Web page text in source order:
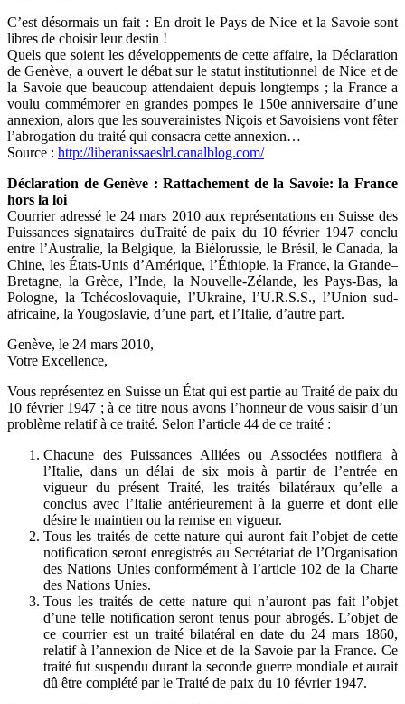
C’est désormais un fait : En droit le Pays de Nice et la Savoie sont
libres de choisir leur destin !
Quels que soient les développements de cette affaire, la Déclaration
de Genève, a ouvert le débat sur le statut institutionnel de Nice et de
la Savoie que beaucoup attendaient depuis longtemps ; la France a
voulu commémorer en grandes pompes le 150e anniversaire d’une
annexion, alors que les souverainistes Niçois et Savoisiens vont fêter
l’abrogation du traité qui consacra cette annexion…
Source : http://liberanissaeslrl.canalblog.com/
Déclaration de Genève : Rattachement de la Savoie: la France
hors la loi
Courrier adressé le 24 mars 2010 aux représentations en Suisse des
Puissances signataires duTraité de paix du 10 février 1947 conclu
entre l’Australie, la Belgique, la Biélorussie, le Brésil, le Canada, la
Chine, les États-Unis d’Amérique, l’Éthiopie, la France, la Grande–
Bretagne, la Grèce, l’Inde, la Nouvelle-Zélande, les Pays-Bas, la
Pologne, la Tchécoslovaquie, l’Ukraine, l’U.R.S.S., l’Union sud-
africaine, la Yougoslavie, d’une part, et l’Italie, d’autre part.
Genève, le 24 mars 2010,
Votre Excellence,
Vous représentez en Suisse un État qui est partie au Traité de paix du
10 février 1947 ; à ce titre nous avons l’honneur de vous saisir d’un
problème relatif à ce traité. Selon l’article 44 de ce traité :
Chacune des Puissances Alliées ou Associées notifiera à
l’Italie, dans un délai de six mois à partir de l’entrée en
vigueur du présent Traité, les traités bilatéraux qu’elle a
conclus avec l’Italie antérieurement à la guerre et dont elle
désire le maintien ou la remise en vigueur.
Tous les traités de cette nature qui auront fait l’objet de cette
notification seront enregistrés au Secrétariat de l’Organisation
des Nations Unies conformément à l’article 102 de la Charte
des Nations Unies.
Tous les traités de cette nature qui n’auront pas fait l’objet
d’une telle notification seront tenus pour abrogés. L’objet de
ce courrier est un traité bilatéral en date du 24 mars 1860,
relatif à l’annexion de Nice et de la Savoie par la France. Ce
traité fut suspendu durant la seconde guerre mondiale et aurait
dû être complété par le Traité de paix du 10 février 1947.